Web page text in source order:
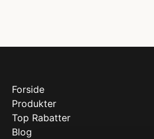
Forside
Produkter
Top Rabatter
Blog